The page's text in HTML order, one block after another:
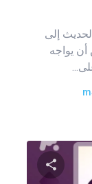
إلى
أن يواجه